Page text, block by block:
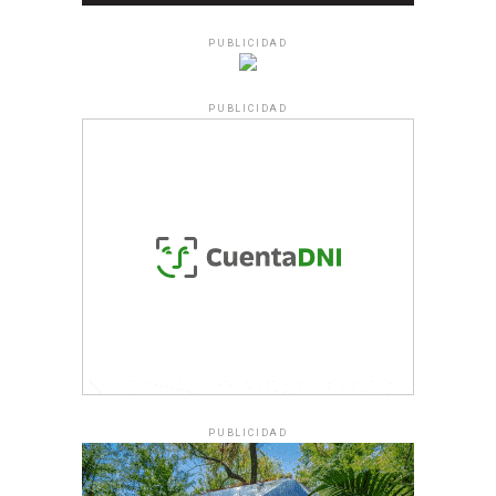
PUBLICIDAD
PUBLICIDAD
PUBLICIDAD